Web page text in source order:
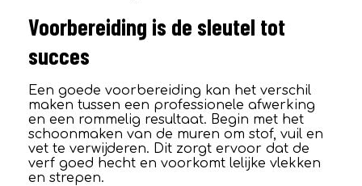
Voorbereiding is de sleutel tot
succes
Een goede voorbereiding kan het verschil
maken tussen een professionele afwerking
en een rommelig resultaat. Begin met het
schoonmaken van de muren om stof, vuil en
vet te verwijderen. Dit zorgt ervoor dat de
verf goed hecht en voorkomt lelijke vlekken
en strepen.